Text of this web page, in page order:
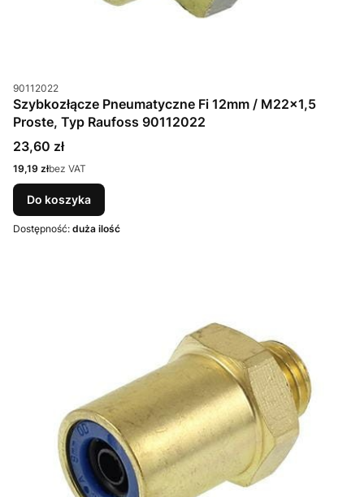
Kod produktu
90112022
Szybkozłącze Pneumatyczne Fi 12mm / M22x1,5
Proste, Typ Raufoss 90112022
Cena
23,60 zł
Cena
19,19 złbez VAT
Do koszyka
Dostępność: duża ilość